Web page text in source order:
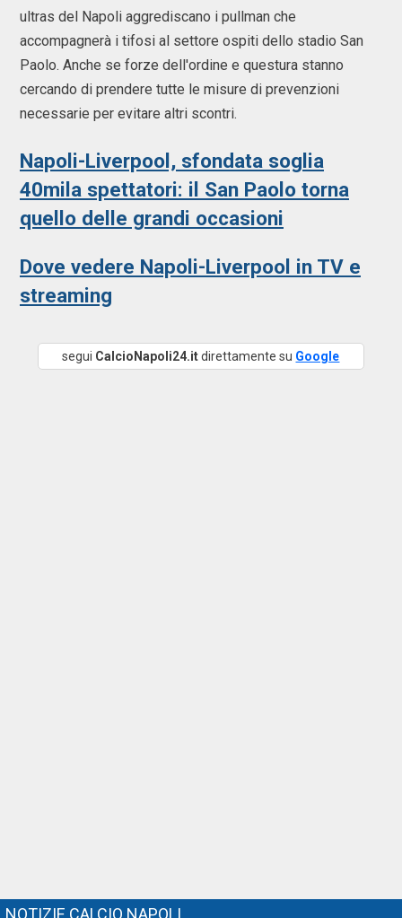
ultras del Napoli aggrediscano i pullman che
accompagnerà i tifosi al settore ospiti dello stadio San
Paolo. Anche se forze dell'ordine e questura stanno
cercando di prendere tutte le misure di prevenzioni
necessarie per evitare altri scontri.
Napoli-Liverpool, sfondata soglia
40mila spettatori: il San Paolo torna
quello delle grandi occasioni
Dove vedere Napoli-Liverpool in TV e
streaming
segui CalcioNapoli24.itdirettamente su Google
NOTIZIE CALCIO NAPOLI